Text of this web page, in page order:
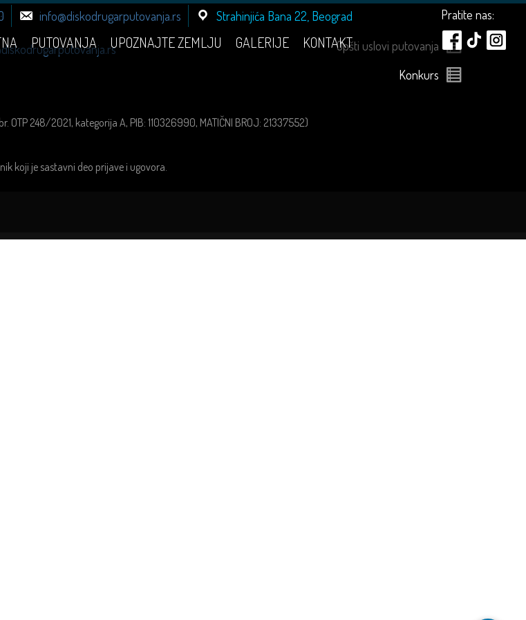
Pratite nas:
info@diskodrugarputovanja.rs Strahinjića Bana 22, Beograd
PUTOVANJA UPOZNAJTE ZEMLJU GALERIJE KONTAKTOpšti uslovi putovanja
Konkurs
OTP 248/2021, kategorija A, PIB: 110326990, MATIČNI BROJ: 21337552)
koji je sastavni deo prijave i ugovora.